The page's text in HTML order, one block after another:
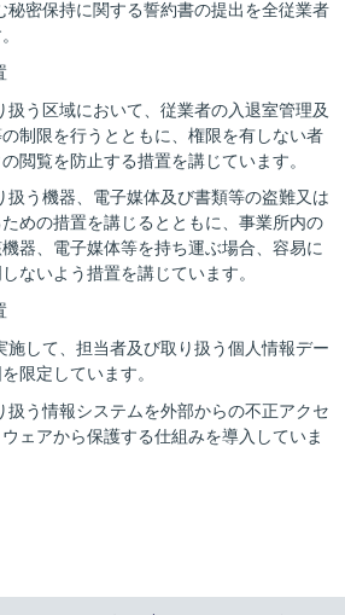
密保持に関する誓約書の提出を全従業者
う区域において、従業者の入退室管理及
制限を行うとともに、権限を有しない者
閲覧を防止する措置を講じています。
う機器、電子媒体及び書類等の盗難又は
めの措置を講じるとともに、事業所内の
器、電子媒体等を持ち運ぶ場合、容易に
ないよう措置を講じています。
して、担当者及び取り扱う個人情報デー
限定しています。
う情報システムを外部からの不正アクセ
ェアから保護する仕組みを導入していま